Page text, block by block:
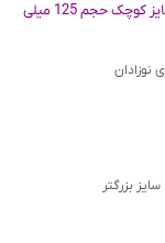
ویژگی های شیشه شیر اونت مدل Natural Response سایز کوچک حجم 125 میلی
نوزادان